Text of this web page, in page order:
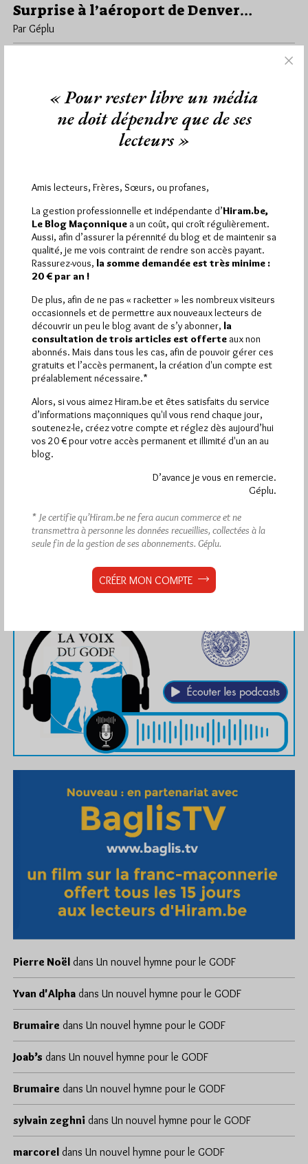
Surprise à l’aéroport de Denver…
Par Géplu
pour augmenter sa capacité d'accueil. De gros travaux. Pour
essayer d'atténuer la…
Hier jeudi 6 août 2026, Hiram.be a reçu1 672 visites
2 608 pagesont été lues (Source : Pirsch.io)
Plus d’informations
Abonnement aux Newsletters - RSS
Pierre Noël dans Un nouvel hymne pour le GODF
Yvan d'Alpha dans Un nouvel hymne pour le GODF
Brumaire dans Un nouvel hymne pour le GODF
Joab’s dans Un nouvel hymne pour le GODF
Brumaire dans Un nouvel hymne pour le GODF
sylvain zeghni dans Un nouvel hymne pour le GODF
marcorel dans Un nouvel hymne pour le GODF
« Pour rester libre un média
ne doit dépendre que de ses
lecteurs »
Amis lecteurs, Frères, Sœurs, ou profanes,
La gestion professionnelle et indépendante d’Hiram.be,
Le Blog Maçonnique a un coût, qui croît régulièrement.
Aussi, afin d’assurer la pérennité du blog et de maintenir sa
qualité, je me vois contraint de rendre son accès payant.
Rassurez-vous, la somme demandée est très minime :
20 € par an !
De plus, afin de ne pas « racketter » les nombreux visiteurs
occasionnels et de permettre aux nouveaux lecteurs de
découvrir un peu le blog avant de s’y abonner, la
consultation de trois articles est offerte aux non
abonnés. Mais dans tous les cas, afin de pouvoir gérer ces
gratuits et l’accès permanent, la création d'un compte est
préalablement nécessaire.*
Alors, si vous aimez Hiram.be et êtes satisfaits du service
d’informations maçonniques qu'il vous rend chaque jour,
soutenez-le, créez votre compte et réglez dès aujourd’hui
vos 20 € pour votre accès permanent et illimité d'un an au
blog.
D’avance je vous en remercie.
Géplu.
* Je certifie qu’Hiram.be ne fera aucun commerce et ne
transmettra à personne les données recueillies, collectées à la
seule fin de la gestion de ses abonnements. Géplu.
CRÉER MON COMPTE